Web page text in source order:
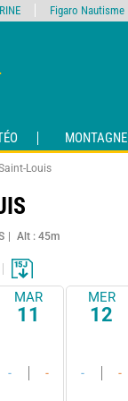
MONTAGNE
Louis
Alt : 45m
MAR
11
- -
MER
12
- -
Figaro Nautisme